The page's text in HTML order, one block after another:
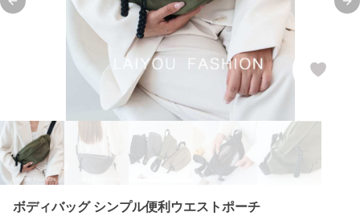
Previous slide
ボディバッグ シンプル便利ウエストポーチ